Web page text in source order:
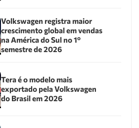
Volkswagen registra maior
crescimento global em vendas
na América do Sul no 1º
semestre de 2026
Tera é o modelo mais
exportado pela Volkswagen
do Brasil em 2026